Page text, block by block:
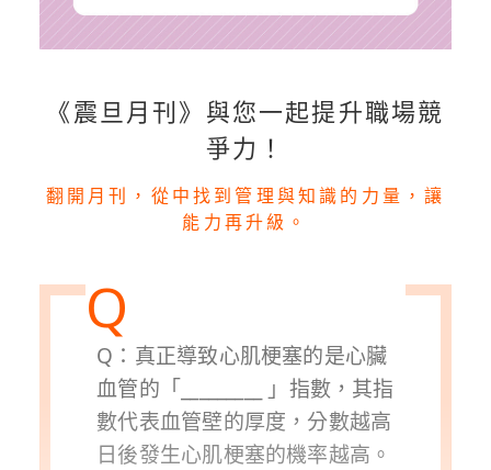
《震旦月刊》與您一起提升職場競
爭力！
翻開月刊，從中找到管理與知識的力量，讓
能力再升級。
Q：真正導致心肌梗塞的是心臟
血管的「_________ 」指數，其指
數代表血管壁的厚度，分數越高
日後發生心肌梗塞的機率越高。